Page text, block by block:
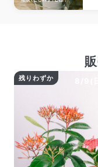
残りわずか